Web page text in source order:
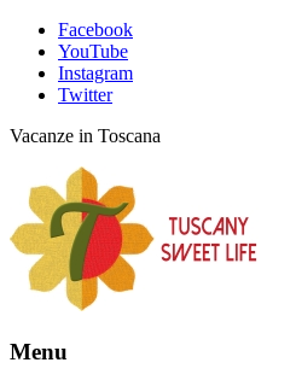
Facebook
YouTube
Instagram
Twitter
Vacanze in Toscana
Menu